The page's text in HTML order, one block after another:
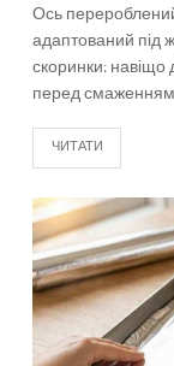
Ось
адаптований під
скоринки: навіщо
перед
ЧИТАТИ